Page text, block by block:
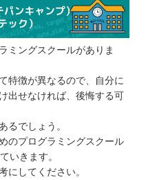
作が可能
用する実務スキルが学
ぶ目的を明確にする
ラミングスクールを選
ミングスクールがありま
特徴が異なるので、自分に
出せなければ、後悔する可
るでしょう。
のプログラミングスクール
いきます。
にしてください。